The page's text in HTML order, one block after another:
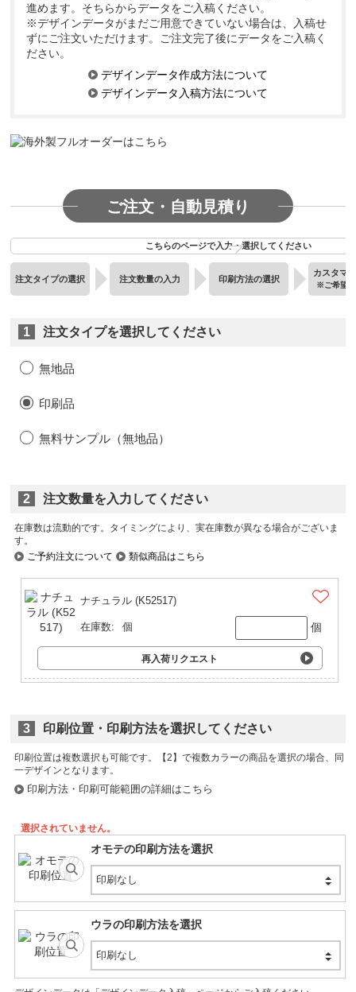
進めます。そちらからデータをご入稿ください。
※デザインデータがまだご用意できていない場合は、入稿せ
ずにご注文いただけます。ご注文完了後にデータをご入稿く
ださい。
デザインデータ作成方法について
デザインデータ入稿方法について
ご注文・自動見積り
こちらのページで入力・選択してください
注文タイプの選択 注文数量の入力 印刷方法の選択
カスタマ
※ご希望
1 注文タイプを選択してください
無地品
印刷品
無料サンプル（無地品）
2 注文数量を入力してください
在庫数は流動的です。タイミングにより、実在庫数が異なる場合がございま
す。
ご予約注文について
類似商品はこちら
ナチュラル (K52517)
在庫数: 個 個
再入荷リクエスト
3 印刷位置・印刷方法を選択してください
印刷位置は複数選択も可能です。
印刷方法・印刷可能範囲の詳細はこちら
選択されていません。
オモテの印刷方法を選択
印刷なし
ウラの印刷方法を選択
印刷なし